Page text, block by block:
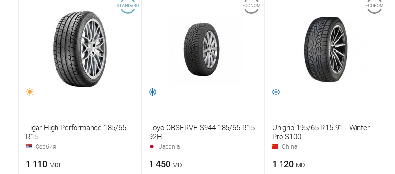
Tigar High Performance 185/65
R15
Сербия
1 110 MDL
Toyo OBSERVE S944 185/65 R15
92H
Japonia
1 450 MDL
Unigrip 195/65 R15 91T Winter
Pro S100
China
1 120 MDL